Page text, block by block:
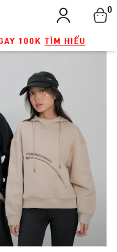
100K TÌM HIỂU
0